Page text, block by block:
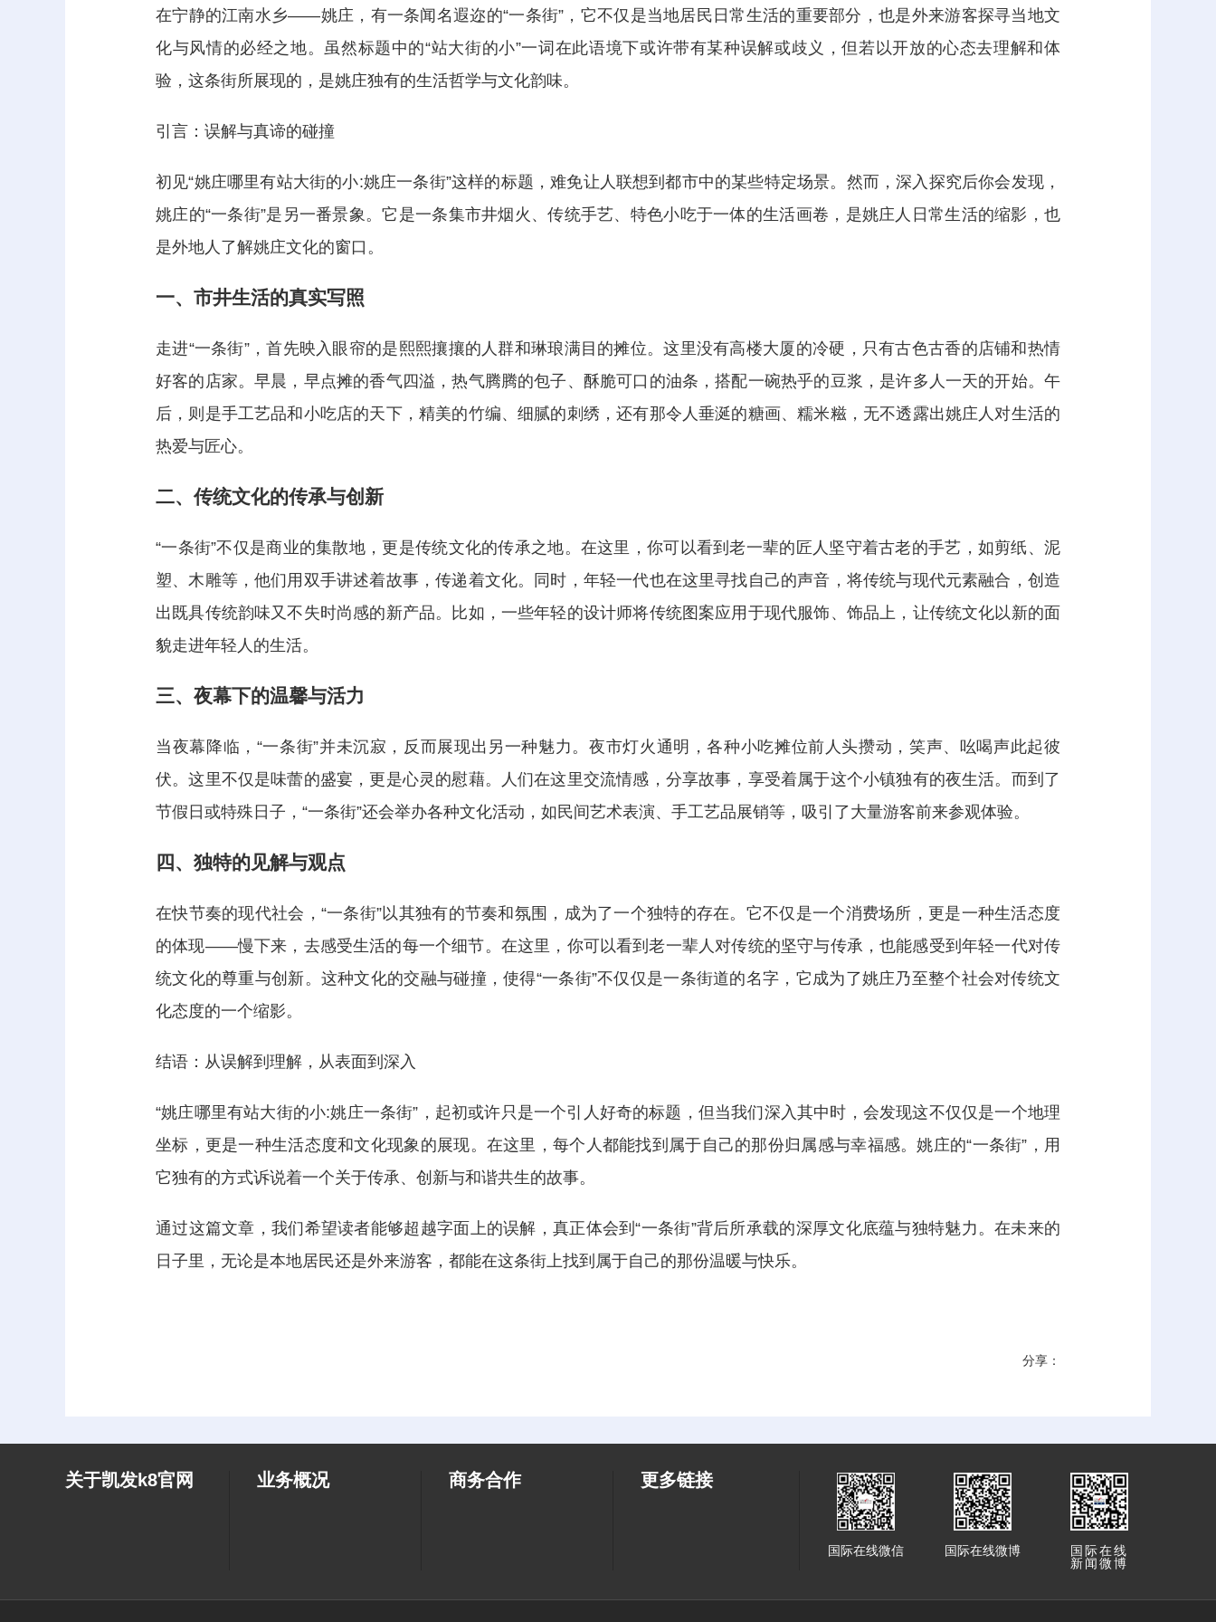
在宁静的江南水乡——姚庄，有一条闻名遐迩的“一条街”，它不仅是当地居民日常生活的重要部分，也是外来游客探寻当地文
化与风情的必经之地。虽然标题中的“站大街的小”一词在此语境下或许带有某种误解或歧义，但若以开放的心态去理解和体
验，这条街所展现的，是姚庄独有的生活哲学与文化韵味。
引言：误解与真谛的碰撞
初见“姚庄哪里有站大街的小:姚庄一条街”这样的标题，难免让人联想到都市中的某些特定场景。然而，深入探究后你会发现，
姚庄的“一条街”是另一番景象。它是一条集市井烟火、传统手艺、特色小吃于一体的生活画卷，是姚庄人日常生活的缩影，也
是外地人了解姚庄文化的窗口。
一、市井生活的真实写照
走进“一条街”，首先映入眼帘的是熙熙攘攘的人群和琳琅满目的摊位。这里没有高楼大厦的冷硬，只有古色古香的店铺和热情
好客的店家。早晨，早点摊的香气四溢，热气腾腾的包子、酥脆可口的油条，搭配一碗热乎的豆浆，是许多人一天的开始。午
后，则是手工艺品和小吃店的天下，精美的竹编、细腻的刺绣，还有那令人垂涎的糖画、糯米糍，无不透露出姚庄人对生活的
热爱与匠心。
二、传统文化的传承与创新
“一条街”不仅是商业的集散地，更是传统文化的传承之地。在这里，你可以看到老一辈的匠人坚守着古老的手艺，如剪纸、泥
塑、木雕等，他们用双手讲述着故事，传递着文化。同时，年轻一代也在这里寻找自己的声音，将传统与现代元素融合，创造
出既具传统韵味又不失时尚感的新产品。比如，一些年轻的设计师将传统图案应用于现代服饰、饰品上，让传统文化以新的面
貌走进年轻人的生活。
三、夜幕下的温馨与活力
当夜幕降临，“一条街”并未沉寂，反而展现出另一种魅力。夜市灯火通明，各种小吃摊位前人头攒动，笑声、吆喝声此起彼
伏。这里不仅是味蕾的盛宴，更是心灵的慰藉。人们在这里交流情感，分享故事，享受着属于这个小镇独有的夜生活。而到了
节假日或特殊日子，“一条街”还会举办各种文化活动，如民间艺术表演、手工艺品展销等，吸引了大量游客前来参观体验。
四、独特的见解与观点
在快节奏的现代社会，“一条街”以其独有的节奏和氛围，成为了一个独特的存在。它不仅是一个消费场所，更是一种生活态度
的体现——慢下来，去感受生活的每一个细节。在这里，你可以看到老一辈人对传统的坚守与传承，也能感受到年轻一代对传
统文化的尊重与创新。这种文化的交融与碰撞，使得“一条街”不仅仅是一条街道的名字，它成为了姚庄乃至整个社会对传统文
化态度的一个缩影。
结语：从误解到理解，从表面到深入
“姚庄哪里有站大街的小:姚庄一条街”，起初或许只是一个引人好奇的标题，但当我们深入其中时，会发现这不仅仅是一个地理
坐标，更是一种生活态度和文化现象的展现。在这里，每个人都能找到属于自己的那份归属感与幸福感。姚庄的“一条街”，用
它独有的方式诉说着一个关于传承、创新与和谐共生的故事。
通过这篇文章，我们希望读者能够超越字面上的误解，真正体会到“一条街”背后所承载的深厚文化底蕴与独特魅力。在未来的
日子里，无论是本地居民还是外来游客，都能在这条街上找到属于自己的那份温暖与快乐。
分享：
关于凯发k8官网 业务概况 商务合作 更多链接
国际在线
新闻微博
国际在线微博
国际在线微信